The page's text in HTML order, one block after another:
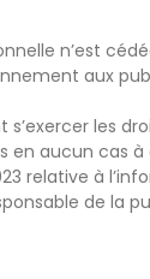
n’est
aux
les
aucun cas
relative à
de la